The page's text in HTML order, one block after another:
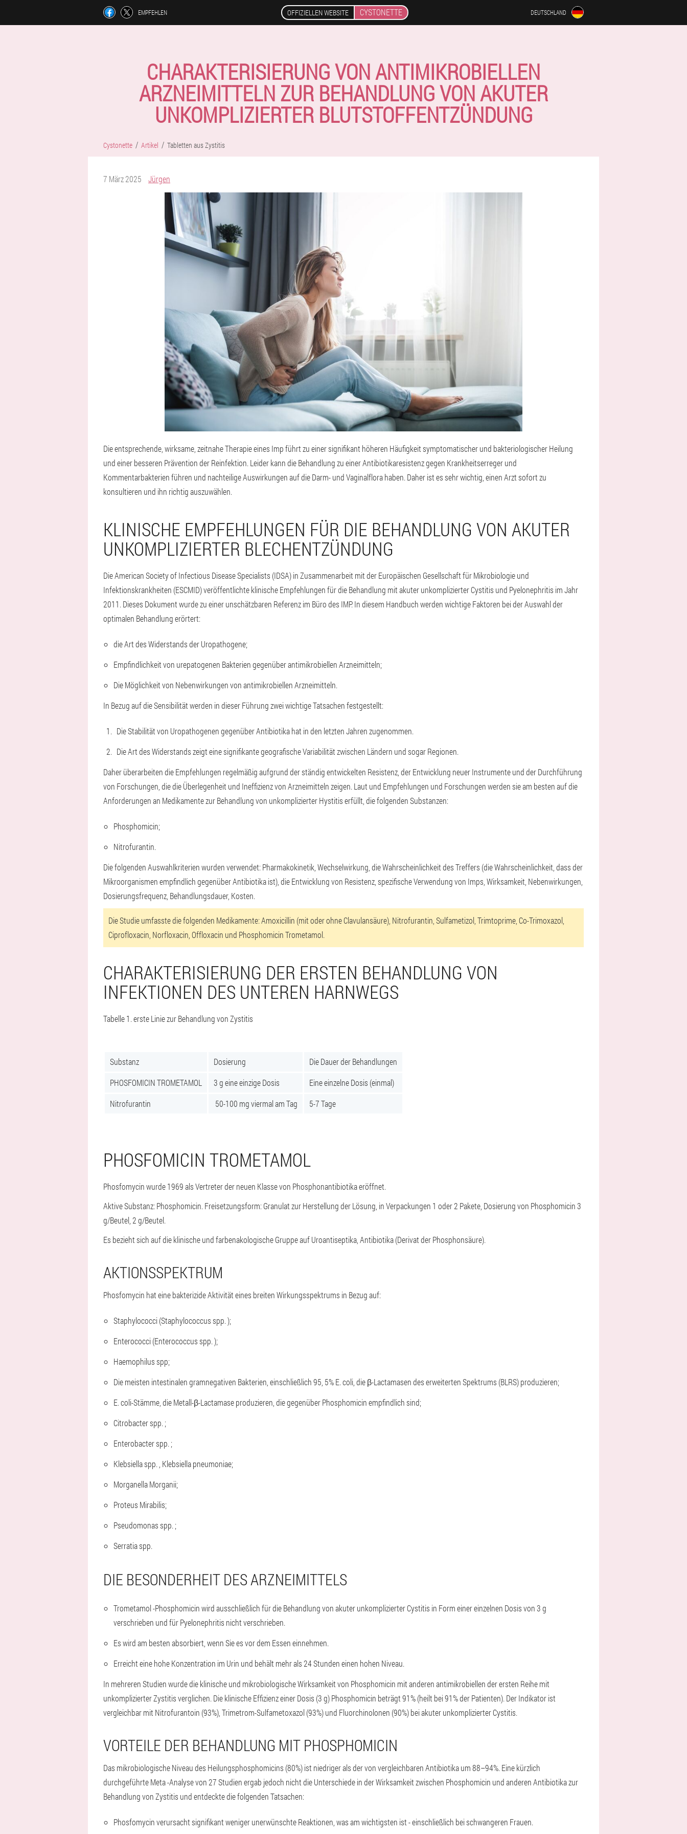
EMPFEHLEN OFFIZIELLEN WEBSITE CYSTONETTE DEUTSCHLAND
CHARAKTERISIERUNG VON ANTIMIKROBIELLEN
ARZNEIMITTELN ZUR BEHANDLUNG VON AKUTER
UNKOMPLIZIERTER BLUTSTOFFENTZÜNDUNG
Cystonette Artikel Tabletten aus Zystitis
7 März 2025 Jürgen
Die entsprechende, wirksame, zeitnahe Therapie eines Imp führt zu einer signifikant höheren Häufigkeit symptomatischer und bakteriologischer Heilung
und einer besseren Prävention der Reinfektion. Leider kann die Behandlung zu einer Antibiotikaresistenz gegen Krankheitserreger und
Kommentarbakterien führen und nachteilige Auswirkungen auf die Darm- und Vaginalflora haben. Daher ist es sehr wichtig, einen Arzt sofort zu
konsultieren und ihn richtig auszuwählen.
KLINISCHE EMPFEHLUNGEN FÜR DIE BEHANDLUNG VON AKUTER
UNKOMPLIZIERTER BLECHENTZÜNDUNG
Die American Society of Infectious Disease Specialists (IDSA) in Zusammenarbeit mit der Europäischen Gesellschaft für Mikrobiologie und
Infektionskrankheiten (ESCMID) veröffentlichte klinische Empfehlungen für die Behandlung mit akuter unkomplizierter Cystitis und Pyelonephritis im Jahr
2011. Dieses Dokument wurde zu einer unschätzbaren Referenz im Büro des IMP. In diesem Handbuch werden wichtige Faktoren bei der Auswahl der
optimalen Behandlung erörtert:
die Art des Widerstands der Uropathogene;
Empfindlichkeit von urepatogenen Bakterien gegenüber antimikrobiellen Arzneimitteln;
Die Möglichkeit von Nebenwirkungen von antimikrobiellen Arzneimitteln.
In Bezug auf die Sensibilität werden in dieser Führung zwei wichtige Tatsachen festgestellt:
Die Stabilität von Uropathogenen gegenüber Antibiotika hat in den letzten Jahren zugenommen.
Die Art des Widerstands zeigt eine signifikante geografische Variabilität zwischen Ländern und sogar Regionen.
Daher überarbeiten die Empfehlungen regelmäßig aufgrund der ständig entwickelten Resistenz, der Entwicklung neuer Instrumente und der Durchführung
von Forschungen, die die Überlegenheit und Ineffizienz von Arzneimitteln zeigen. Laut und Empfehlungen und Forschungen werden sie am besten auf die
Anforderungen an Medikamente zur Behandlung von unkomplizierter Hystitis erfüllt, die folgenden Substanzen:
Phosphomicin;
Nitrofurantin.
Die folgenden Auswahlkriterien wurden verwendet: Pharmakokinetik, Wechselwirkung, die Wahrscheinlichkeit des Treffers (die Wahrscheinlichkeit, dass der
Mikroorganismen empfindlich gegenüber Antibiotika ist), die Entwicklung von Resistenz, spezifische Verwendung von Imps, Wirksamkeit, Nebenwirkungen,
Dosierungsfrequenz, Behandlungsdauer, Kosten.
Die Studie umfasste die folgenden Medikamente: Amoxicillin (mit oder ohne Clavulansäure), Nitrofurantin, Sulfametizol, Trimtoprime, Co-Trimoxazol,
Ciprofloxacin, Norfloxacin, Offloxacin und Phosphomicin Trometamol.
CHARAKTERISIERUNG DER ERSTEN BEHANDLUNG VON
INFEKTIONEN DES UNTEREN HARNWEGS
Tabelle 1. erste Linie zur Behandlung von Zystitis
Substanz Dosierung
Die Dauer der Behandlungen
PHOSFOMICIN TROMETAMOL
3 g eine einzige Dosis
Eine einzelne Dosis (einmal)
Nitrofurantin
50-100 mg viermal am Tag 5-7 Tage
PHOSFOMICIN TROMETAMOL
Phosfomycin wurde 1969 als Vertreter der neuen Klasse von Phosphonantibiotika eröffnet.
Aktive Substanz: Phosphomicin. Freisetzungsform: Granulat zur Herstellung der Lösung, in Verpackungen 1 oder 2 Pakete, Dosierung von Phosphomicin 3
g/Beutel, 2 g/Beutel.
Es bezieht sich auf die klinische und farbenakologische Gruppe auf Uroantiseptika, Antibiotika (Derivat der Phosphonsäure).
AKTIONSSPEKTRUM
Phosfomycin hat eine bakterizide Aktivität eines breiten Wirkungsspektrums in Bezug auf:
Staphylococci (Staphylococcus spp. );
Enterococci (Enterococcus spp. );
Haemophilus spp;
Die meisten intestinalen gramnegativen Bakterien, einschließlich 95, 5% E. coli, die β-Lactamasen des erweiterten Spektrums (BLRS) produzieren;
E. coli-Stämme, die Metall-β-Lactamase produzieren, die gegenüber Phosphomicin empfindlich sind;
Citrobacter spp. ;
Enterobacter spp. ;
Klebsiella spp. , Klebsiella pneumoniae;
Morganella Morganii;
Proteus Mirabilis;
Pseudomonas spp. ;
Serratia spp.
DIE BESONDERHEIT DES ARZNEIMITTELS
Trometamol -Phosphomicin wird ausschließlich für die Behandlung von akuter unkomplizierter Cystitis in Form einer einzelnen Dosis von 3 g
verschrieben und für Pyelonephritis nicht verschrieben.
Es wird am besten absorbiert, wenn Sie es vor dem Essen einnehmen.
Erreicht eine hohe Konzentration im Urin und behält mehr als 24 Stunden einen hohen Niveau.
In mehreren Studien wurde die klinische und mikrobiologische Wirksamkeit von Phosphomicin mit anderen antimikrobiellen der ersten Reihe mit
unkomplizierter Zystitis verglichen. Die klinische Effizienz einer Dosis (3 g) Phosphomicin beträgt 91% (heilt bei 91% der Patienten). Der Indikator ist
vergleichbar mit Nitrofurantoin (93%), Trimetrom-Sulfametoxazol (93%) und Fluorchinolonen (90%) bei akuter unkomplizierter Cystitis.
VORTEILE DER BEHANDLUNG MIT PHOSPHOMICIN
Das mikrobiologische Niveau des Heilungsphosphomicins (80%) ist niedriger als der von vergleichbaren Antibiotika um 88–94%. Eine kürzlich
durchgeführte Meta -Analyse von 27 Studien ergab jedoch nicht die Unterschiede in der Wirksamkeit zwischen Phosphomicin und anderen Antibiotika zur
Behandlung von Zystitis und entdeckte die folgenden Tatsachen:
Phosfomycin verursacht signifikant weniger unerwünschte Reaktionen, was am wichtigsten ist - einschließlich bei schwangeren Frauen.